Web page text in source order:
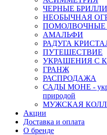
ЧЕРНЫЕ
НЕОБЫЧНАЯ
ПОМОЛВОЧНЫЕ
АМАЛЬФИ
РАДУГА
ПУТЕШЕСТВИЕ
УКРАШЕНИЯ С
ГРАНЖ
РАСПРОДАЖА
САДЫ МОНЕ -
природой
МУЖСКАЯ
Акции
Доставка и оплата
О бренде